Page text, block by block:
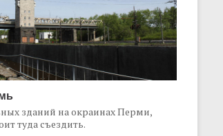
зданий на окраинах Перми,
туда съездить.